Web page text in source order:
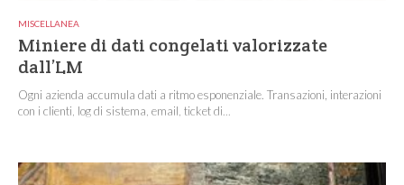
MISCELLANEA
Miniere di dati congelati valorizzate
dall’LM
Ogni azienda accumula dati a ritmo esponenziale. Transazioni, interazioni
con i clienti, log di sistema, email, ticket di...